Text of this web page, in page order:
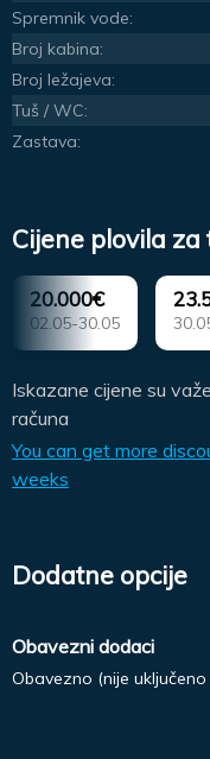
Spremnik vode:
Broj kabina:
Broj ležajeva:
Tuš / WC:
Zastava:
Cijene plovila
20.000€
02.05-30.05
Iskazane cijene su
računa
You can get more
weeks
Dodatne opcije
Obavezni dodaci
Obavezno (nije